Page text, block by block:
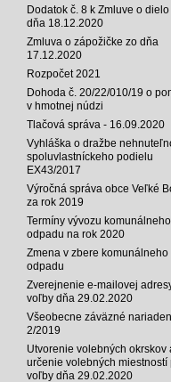
Dodatok č. 8 k Zmluve o dielo
dňa 18.12.2020
Zmluva o zápožičke zo dňa
17.12.2020
Rozpočet 2021
Dohoda č. 20/22/010/19 o
v hmotnej núdzi
Tlačová správa - 16.09.2020
Vyhláška o dražbe
spoluvlastníckeho podielu
EX43/2017
Výročná správa obce Veľké
za rok 2019
Termíny vývozu komunálneho
odpadu na rok 2020
Zmena v zbere komunálneho
odpadu
Zverejnenie e-mailovej
voľby dňa 29.02.2020
Všeobecne záväzné
2/2019
Utvorenie volebných okrskov
určenie volebných miestností
voľby dňa 29.02.2020